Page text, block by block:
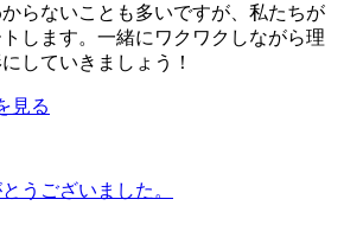
らないことも多いですが、私たちが
します。一緒にワクワクしながら理
していきましょう！
見る
うございました。